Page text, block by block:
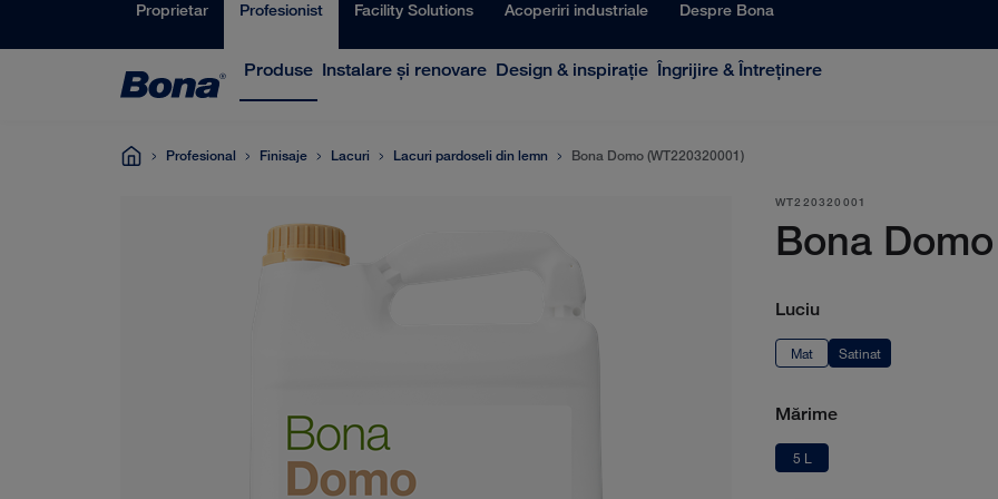
Proprietar Profesionist Facility Solutions Acoperiri industriale Despre Bona
Produse Instalare și renovare Design & inspiraţie Îngrijire & Întreţinere
Profesional Finisaje Lacuri Lacuri pardoseli din lemn Bona Domo (WT220320001)
WT220320001
Bona Domo
Luciu
Mat Satinat
Mărime
5 L